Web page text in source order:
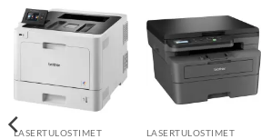
LASERTULOSTIMET LASERTULOSTIMET